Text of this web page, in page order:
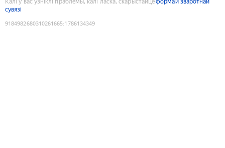
сувязі
9184982680310261665:1786134349